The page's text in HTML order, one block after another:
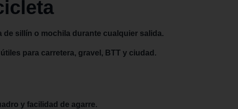
sillín o mochila durante cualquier salida.
para carretera, gravel, BTT y ciudad.
y facilidad de agarre.